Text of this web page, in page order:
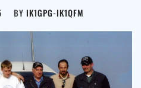
BY IK1GPG-IK1QFM